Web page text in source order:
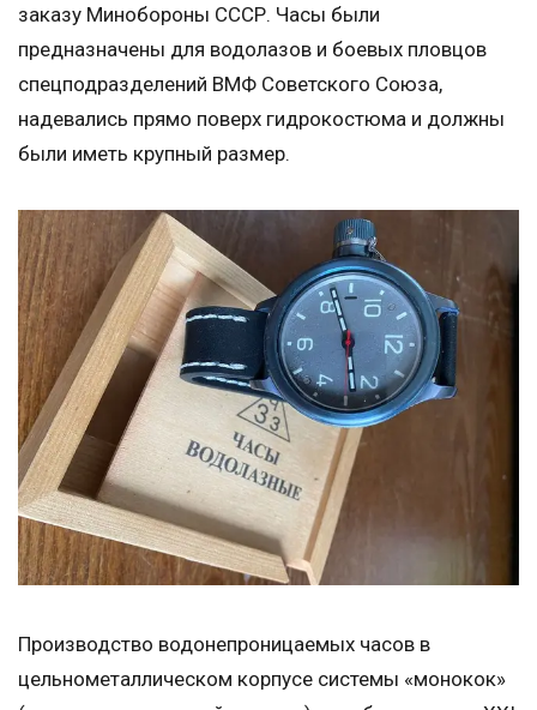
заказу Минобороны СССР. Часы были
предназначены для водолазов и боевых пловцов
спецподразделений ВМФ Советского Союза,
надевались прямо поверх гидрокостюма и должны
были иметь крупный размер.
Производство водонепроницаемых часов в
цельнометаллическом корпусе системы «монокок»